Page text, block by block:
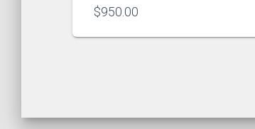
$950.00